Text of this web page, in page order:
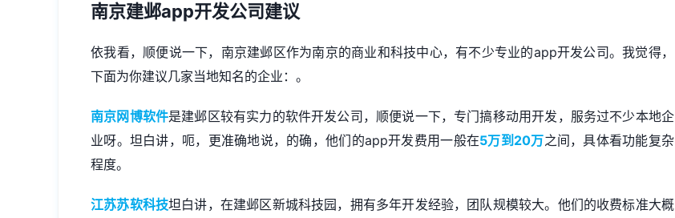
南京建邺app开发公司建议
依我看，顺便说一下，南京建邺区作为南京的商业和科技中心，有不少专业的app开发公司。我觉得，
下面为你建议几家当地知名的企业：。
南京网博软件是建邺区较有实力的软件开发公司，顺便说一下，专门搞移动用开发，服务过不少本地企
业呀。坦白讲，呃，更准确地说，的确，他们的app开发费用一般在5万到20万之间，具体看功能复杂
程度。
江苏苏软科技坦白讲，在建邺区新城科技园，拥有多年开发经验，团队规模较大。他们的收费标准大概